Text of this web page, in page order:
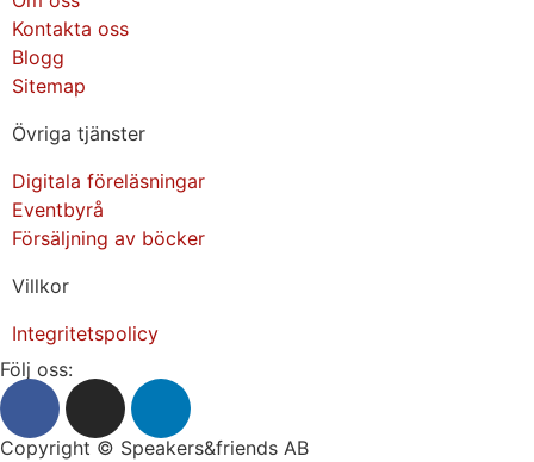
Kontakta oss
Blogg
Sitemap
Övriga tjänster
Digitala föreläsningar
Eventbyrå
Försäljning av böcker
Villkor
Integritetspolicy
Copyright © Speakers&friends AB
Följ oss: